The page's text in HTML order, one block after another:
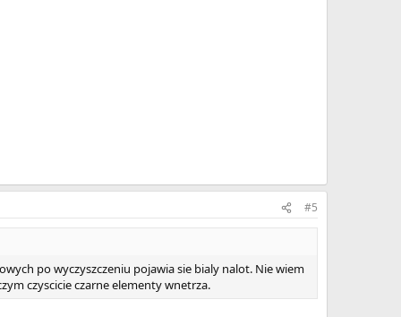
#5
po wyczyszczeniu pojawia sie bialy nalot. Nie wiem
czyscicie czarne elementy wnetrza.